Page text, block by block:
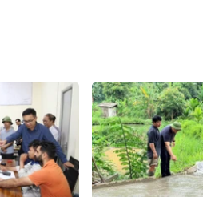
Xã Ngũ Chỉ
Sơn
Xã Lao Chải
Xã Tà Xi Láng